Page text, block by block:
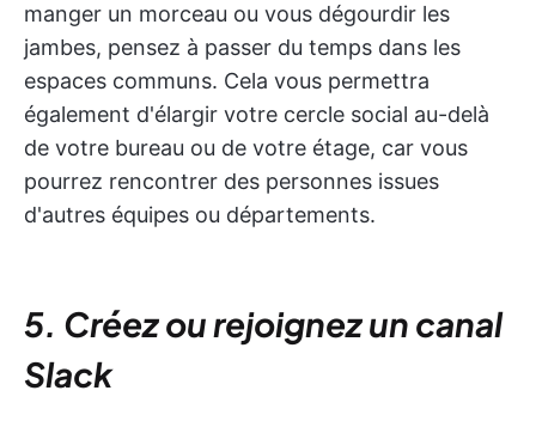
manger un morceau ou vous dégourdir les
jambes, pensez à passer du temps dans les
espaces communs. Cela vous permettra
également d'élargir votre cercle social au-delà
de votre bureau ou de votre étage, car vous
pourrez rencontrer des personnes issues
d'autres équipes ou départements.
5. Créez ou rejoignez un canal
Slack